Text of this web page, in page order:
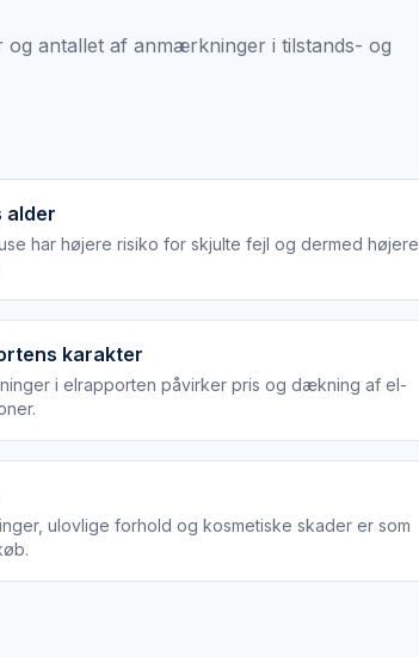
antallet af anmærkninger i tilstands- og
alder
har højere risiko for skjulte fejl og dermed højere
karakter
i elrapporten påvirker pris og dækning af el-
ulovlige forhold og kosmetiske skader er som